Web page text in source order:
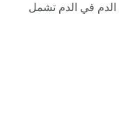
الدم في الدم تشمل